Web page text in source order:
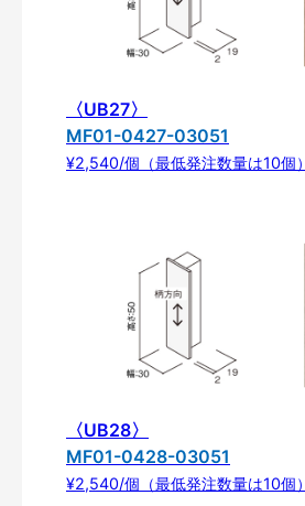
〈UB27〉
MF01-0427-03051
¥2,540/個（最低発注数量は10個）
〈UB28〉
MF01-0428-03051
¥2,540/個（最低発注数量は10個）